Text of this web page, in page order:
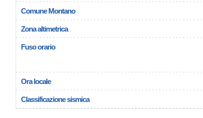
Comune Montano
Zona altimetrica
Fuso orario
Ora locale
Classificazione sismica